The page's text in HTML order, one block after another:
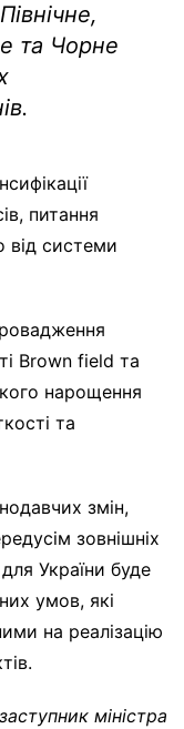
та Чорне
питання
від системи
Brown field та
нарощення
та
змін,
зовнішніх
України буде
умов, які
на реалізацію
міністра